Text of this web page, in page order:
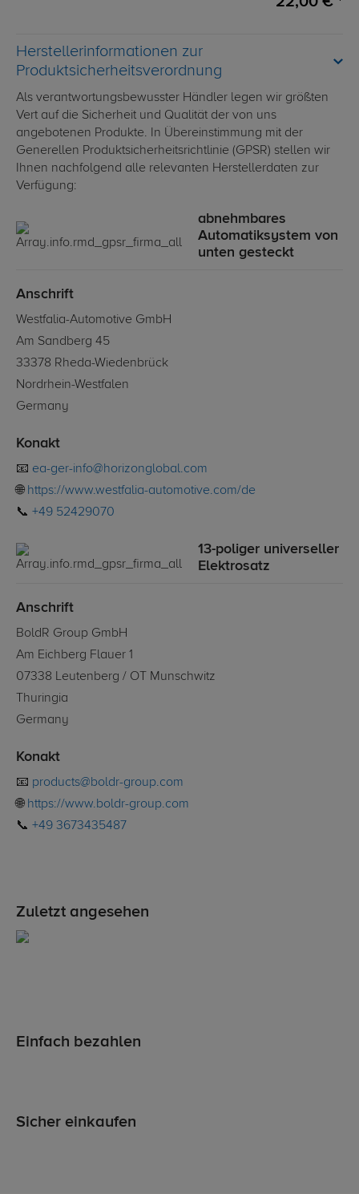
Herstellerinformationen zur
Produktsicherheitsverordnung
Als verantwortungsbewusster Händler legen wir größten
Vert auf die Sicherheit und Qualität der von uns
angebotenen Produkte. In Übereinstimmung mit der
Generellen Produktsicherheitsrichtlinie (GPSR) stellen wir
Ihnen nachfolgend alle relevanten Herstellerdaten zur
Verfügung:
abnehmbares
Automatiksystem von
unten gesteckt
Anschrift
Westfalia-Automotive GmbH
Am Sandberg 45
33378 Rheda-Wiedenbrück
Nordrhein-Westfalen
Germany
Konakt
📧 ea-ger-info@horizonglobal.com
🌐 https://www.westfalia-automotive.com/de
📞 +49 52429070
13-poliger universeller
Elektrosatz
Anschrift
BoldR Group GmbH
Am Eichberg Flauer 1
07338 Leutenberg / OT Munschwitz
Thuringia
Germany
Konakt
📧 products@boldr-group.com
🌐 https://www.boldr-group.com
📞 +49 3673435487
Zuletzt angesehen
Einfach bezahlen
Sicher einkaufen